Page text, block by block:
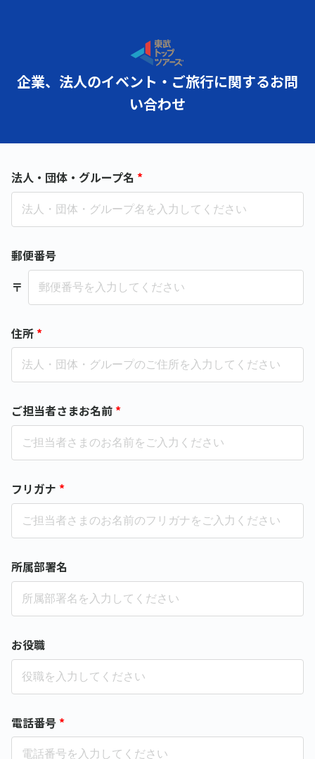
企業、法人のイベント・ご旅行に関するお問
い合わせ
法人・団体・グループ名 *
郵便番号
〒
住所 *
ご担当者さまお名前 *
フリガナ *
所属部署名
お役職
電話番号 *